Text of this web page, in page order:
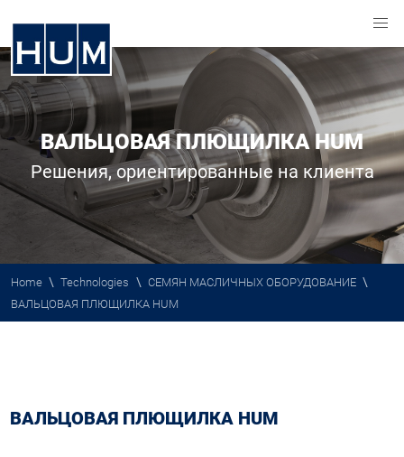
ВАЛЬЦОВАЯ ПЛЮЩИЛКА HUM
Решения, ориентированные на клиента
Home \ Technologies \ СЕМЯН МАСЛИЧНЫХ ОБОРУДОВАНИЕ \
ВАЛЬЦОВАЯ ПЛЮЩИЛКА HUM
ВАЛЬЦОВАЯ ПЛЮЩИЛКА HUM